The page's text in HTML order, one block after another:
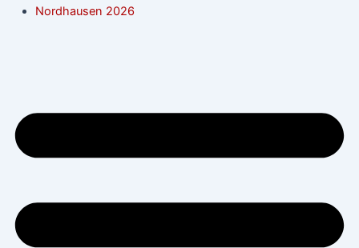
Nordhausen 2026